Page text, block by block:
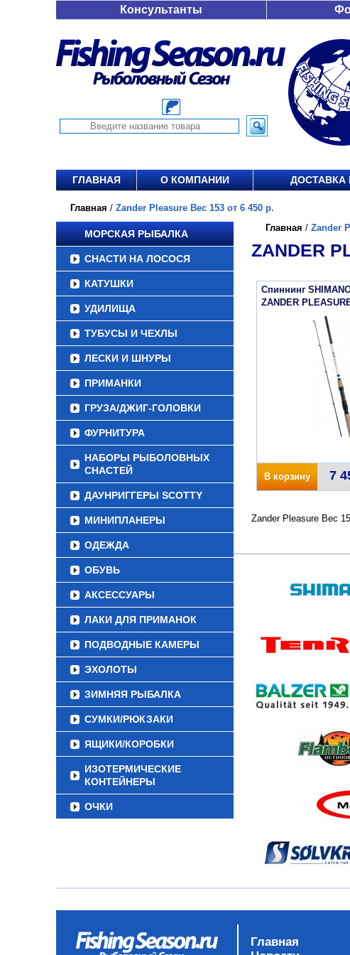
Консультанты
ГЛАВНАЯ О КОМПАНИИ ДОСТАВКА
Главная / Zander Pleasure Вес 153 от 6 450 р.
МОРСКАЯ РЫБАЛКА
СНАСТИ НА ЛОСОСЯ
КАТУШКИ
УДИЛИЩА
ТУБУСЫ И ЧЕХЛЫ
ЛЕСКИ И ШНУРЫ
ПРИМАНКИ
ГРУЗА/ДЖИГ-ГОЛОВКИ
ФУРНИТУРА
НАБОРЫ РЫБОЛОВНЫХ
СНАСТЕЙ
ДАУНРИГГЕРЫ SCOTTY
МИНИПЛАНЕРЫ
ОДЕЖДА
ОБУВЬ
АКСЕССУАРЫ
ЛАКИ ДЛЯ ПРИМАНОК
ПОДВОДНЫЕ КАМЕРЫ
ЭХОЛОТЫ
ЗИМНЯЯ РЫБАЛКА
СУМКИ/РЮКЗАКИ
ЯЩИКИ/КОРОБКИ
ИЗОТЕРМИЧЕСКИЕ
КОНТЕЙНЕРЫ
ОЧКИ
Главная / Zander
ZANDER
Спиннинг
ZANDER
В корзину 7
Zander Pleasure Вес
Главная